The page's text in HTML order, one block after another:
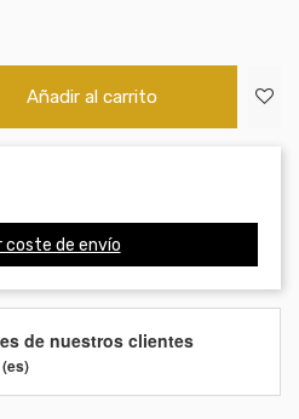
Añadir al carrito
coste de envío
de nuestros clientes